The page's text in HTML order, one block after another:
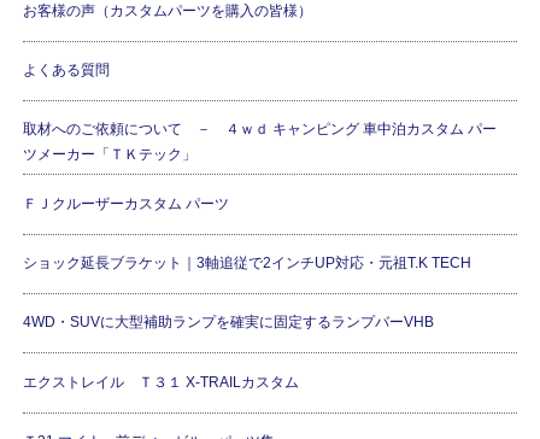
お客様の声（カスタムパーツを購入の皆様）
よくある質問
取材へのご依頼について － ４ｗｄ キャンピング 車中泊カスタム パー
ツメーカー「ＴＫテック」
ＦＪクルーザーカスタム パーツ
ショック延長ブラケット｜3軸追従で2インチUP対応・元祖T.K TECH
4WD・SUVに大型補助ランプを確実に固定するランプバーVHB
エクストレイル Ｔ３１ X-TRAILカスタム